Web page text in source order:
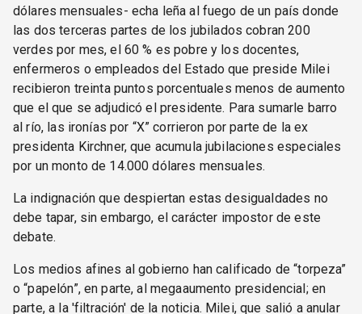
dólares mensuales- echa leña al fuego de un país donde
las dos terceras partes de los jubilados cobran 200
verdes por mes, el 60 % es pobre y los docentes,
enfermeros o empleados del Estado que preside Milei
recibieron treinta puntos porcentuales menos de aumento
que el que se adjudicó el presidente. Para sumarle barro
al río, las ironías por “X” corrieron por parte de la ex
presidenta Kirchner, que acumula jubilaciones especiales
por un monto de 14.000 dólares mensuales.
La indignación que despiertan estas desigualdades no
debe tapar, sin embargo, el carácter impostor de este
debate.
Los medios afines al gobierno han calificado de “torpeza”
o “papelón”, en parte, al megaaumento presidencial; en
parte, a la 'filtración' de la noticia. Milei, que salió a anular